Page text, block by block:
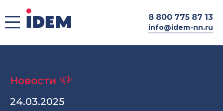
8 800 775 87 13
info@idem-nn.ru
Новости
24.03.2025